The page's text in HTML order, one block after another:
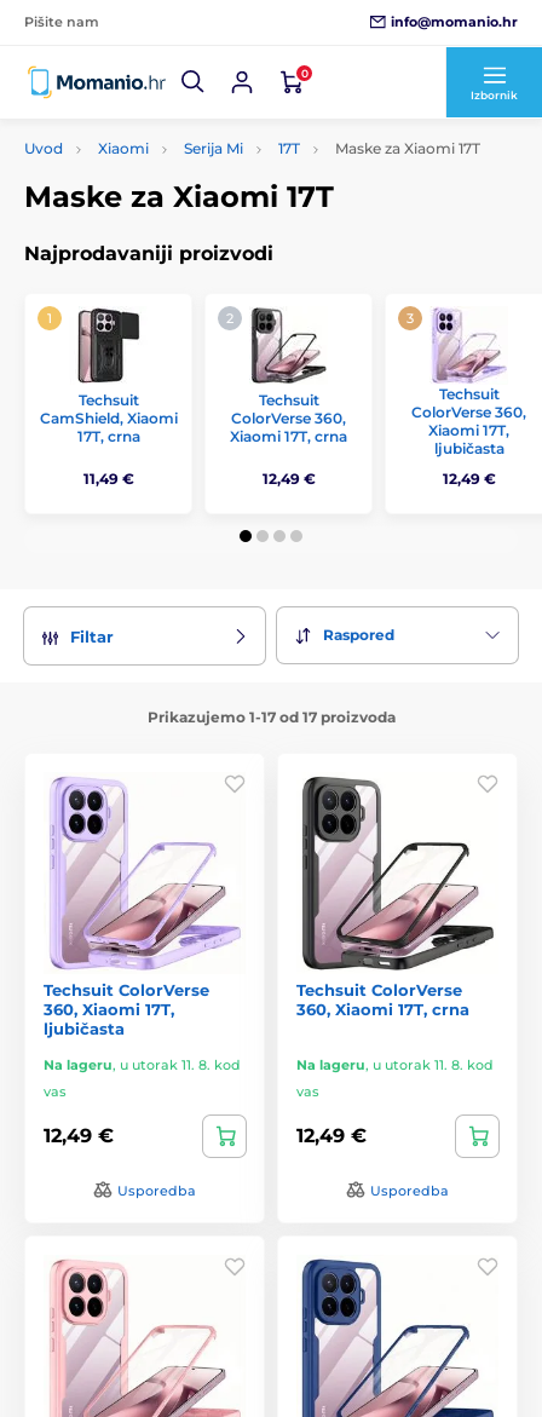
Pišite nam info@momanio.hr
0
Izbornik
Uvod Xiaomi Serija Mi 17T Maske za Xiaomi 17T
Maske za Xiaomi 17T
Najprodavaniji proizvodi
Techsuit
CamShield, Xiaomi
17T, crna
11,49 €
Techsuit
ColorVerse 360,
Xiaomi 17T, crna
12,49 €
Techsuit
ColorVerse 360,
Xiaomi 17T,
ljubičasta
12,49 €
Filtar Raspored
Prikazujemo 1-17 od 17 proizvoda
Techsuit ColorVerse
360, Xiaomi 17T,
ljubičasta
Na lageru, u utorak 11. 8. kod
vas
12,49 €
Usporedba
Techsuit ColorVerse
360, Xiaomi 17T, crna
Na lageru, u utorak 11. 8. kod
vas
12,49 €
Usporedba